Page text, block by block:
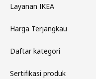
Layanan IKEA
Harga Terjangkau
Daftar kategori
Sertifikasi produk